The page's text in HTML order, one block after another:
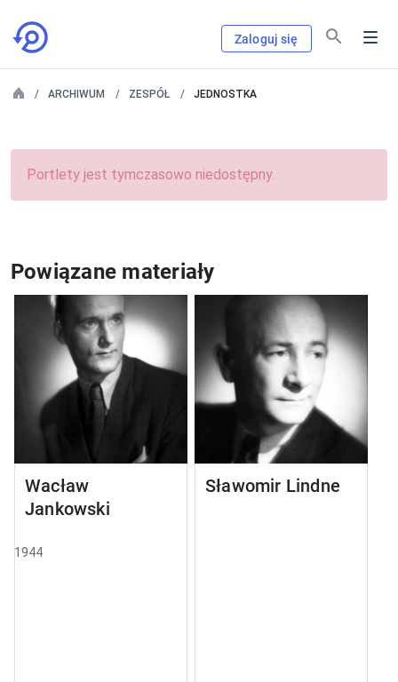
Zaloguj się
ARCHIWUM ZESPÓŁ JEDNOSTKA
Portlety jest tymczasowo niedostępny.
Powiązane materiały
Wacław
Jankowski
1944
Sławomir Lindner